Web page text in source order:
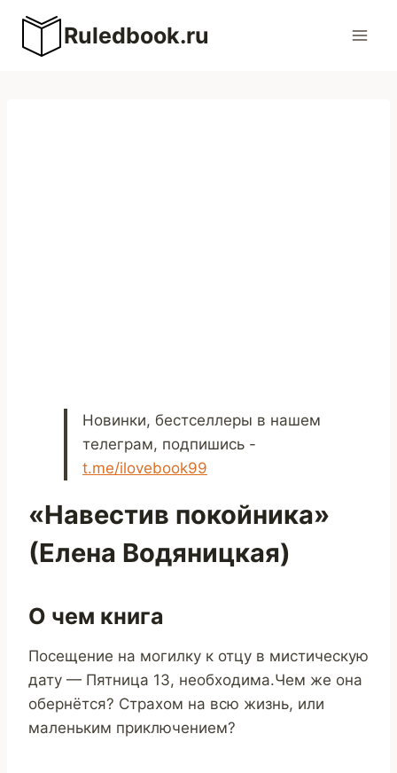
Перейти
содержимому
Ruledbook.ru
Новинки, бестселлеры в нашем
телеграм, подпишись -
t.me/ilovebook99
«Навестив покойника»
(Елена Водяницкая)
О чем книга
Посещение на могилку к отцу в мистическую
дату — Пятница 13, необходима.Чем же она
обернётся? Страхом на всю жизнь, или
маленьким приключением?